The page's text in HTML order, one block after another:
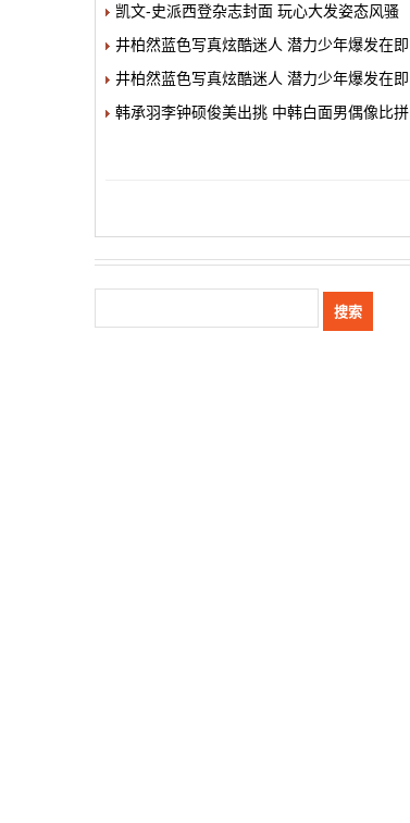
凯文-史派西登杂志封面 玩心大发姿态风骚
井柏然蓝色写真炫酷迷人 潜力少年爆发在即
井柏然蓝色写真炫酷迷人 潜力少年爆发在即
韩承羽李钟硕俊美出挑 中韩白面男偶像比拼